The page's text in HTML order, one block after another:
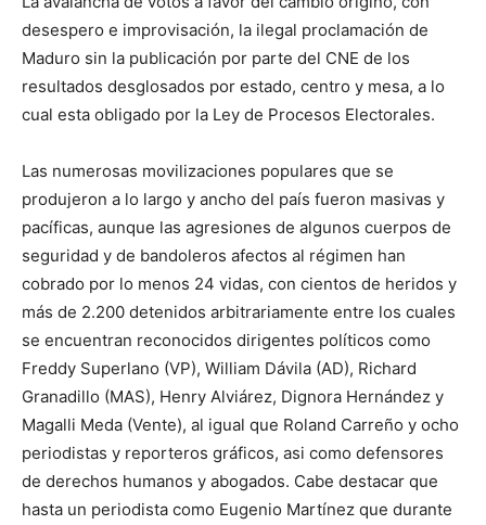
desespero e improvisación, la ilegal proclamación de
Maduro sin la publicación por parte del CNE de los
resultados desglosados por estado, centro y mesa, a lo
cual esta obligado por la Ley de Procesos Electorales.
Las numerosas movilizaciones populares que se
produjeron a lo largo y ancho del país fueron masivas y
pacíficas, aunque las agresiones de algunos cuerpos de
seguridad y de bandoleros afectos al régimen han
cobrado por lo menos 24 vidas, con cientos de heridos y
más de 2.200 detenidos arbitrariamente entre los cuales
se encuentran reconocidos dirigentes políticos como
Freddy Superlano (VP), William Dávila (AD), Richard
Granadillo (MAS), Henry Alviárez, Dignora Hernández y
Magalli Meda (Vente), al igual que Roland Carreño y ocho
periodistas y reporteros gráficos, asi como defensores
de derechos humanos y abogados. Cabe destacar que
hasta un periodista como Eugenio Martínez que durante